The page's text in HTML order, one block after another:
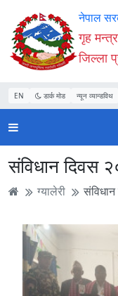
Accessibility
Mode
सुरु
गर्नुहोस्
सामाग्री
पढ्नुहाेस्
नेभिगेसन
पढ्नुहाेस्
वेबसाइट
खोजमा
जानुहोस्
नेपाल
गृह
जिल्ला
EN डार्क मोड न्यून व्यान्डविथ
संविधान दिवस
ग्यालेरी